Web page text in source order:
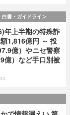
白書・ガイドライン
年上半期の特殊詐
1,816億円 ～ 投
億）やニセ警察
億）など手口別被